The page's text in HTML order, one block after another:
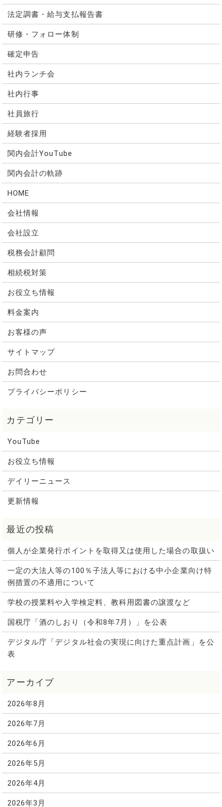
法定調書・給与支払報告書
研修・フォロー体制
確定申告
社内ランチ会
社内行事
社員旅行
経験者採用
関内会計YouTube
関内会計の軌跡
HOME
会社情報
会社設立
税務会計顧問
相続税対策
お役立ち情報
料金案内
お客様の声
サイトマップ
お問合わせ
プライバシーポリシー
YouTube
お役立ち情報
デイリーニュース
更新情報
個人が企業発行ポイントを取得又は使用した場合の取扱い
一定の大法人等の100％子法人等における中小企業向け特
例措置の不適用について
学校の授業料や入学検定料、教科用図書の譲渡など
国税庁「酒のしおり（令和8年7月）」を公表
デジタル庁「デジタル社会の実現に向けた重点計画」を公
表
2026年8月
2026年7月
2026年6月
2026年5月
2026年4月
2026年3月